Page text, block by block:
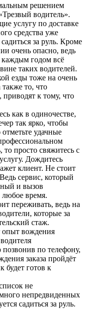
решением
водитель».
услугу по доставке
средства уже
за руль. Кроме
очень опасно, ведь
каждым годом всё
таких водителей.
езды тоже на очень
то, что
приводят к тому, что
как в одиночестве,
так ярко, чтобы
удачные
то просто свяжитесь с
Дождитесь
клиент. Не стоит
сервис, который
и вызов
любое время.
переживать, ведь на
которые за
стаж.
опыт вождения
позвонив по телефону,
заказа пройдёт
будет готов к
не
непредвиденных
садиться за руль.